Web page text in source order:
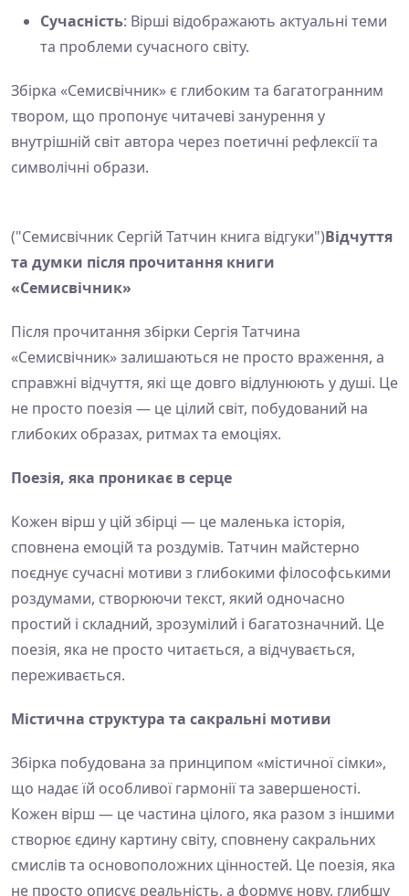
Сучасність: Вірші відображають актуальні теми
та проблеми сучасного світу.
Збірка «Семисвічник» є глибоким та багатогранним
твором, що пропонує читачеві занурення у
внутрішній світ автора через поетичні рефлексії та
символічні образи.
("Семисвічник Сергій Татчин книга відгуки")Відчуття
та думки після прочитання книги
«Семисвічник»
Після прочитання збірки Сергія Татчина
«Семисвічник» залишаються не просто враження, а
справжні відчуття, які ще довго відлунюють у душі. Це
не просто поезія — це цілий світ, побудований на
глибоких образах, ритмах та емоціях.
Поезія, яка проникає в серце
Кожен вірш у цій збірці — це маленька історія,
сповнена емоцій та роздумів. Татчин майстерно
поєднує сучасні мотиви з глибокими філософськими
роздумами, створюючи текст, який одночасно
простий і складний, зрозумілий і багатозначний. Це
поезія, яка не просто читається, а відчувається,
переживається.
Містична структура та сакральні мотиви
Збірка побудована за принципом «містичної сімки»,
що надає їй особливої гармонії та завершеності.
Кожен вірш — це частина цілого, яка разом з іншими
створює єдину картину світу, сповнену сакральних
смислів та основоположних цінностей. Це поезія, яка
не просто описує реальність, а формує нову, глибшу